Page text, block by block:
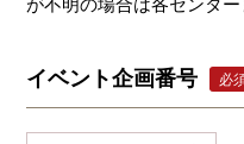
が不明の場合は各センタ
イベント企画番号 必